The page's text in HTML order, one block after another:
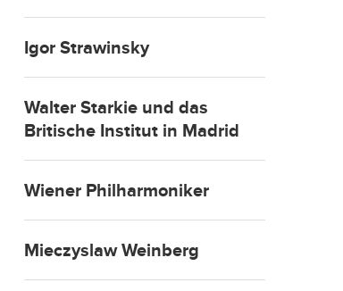
Igor Strawinsky
Walter Starkie und das
Britische Institut in Madrid
Wiener Philharmoniker
Mieczyslaw Weinberg